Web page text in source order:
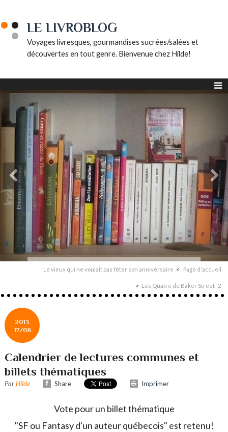
LE LIVROBLOG
Voyages livresques, gourmandises sucrées/salées et
découvertes en tout genre. Bienvenue chez Hilde!
Le vieux qui ne voulait pas fêter son anniversaire Page d'accueil
Les Quatre de Baker Street -2
2013
17/08
Calendrier de lectures communes et
billets thématiques
Par Hilde Share Imprimer
Vote pour un billet thématique
"SF ou Fantasy d'un auteur québecois" est retenu!